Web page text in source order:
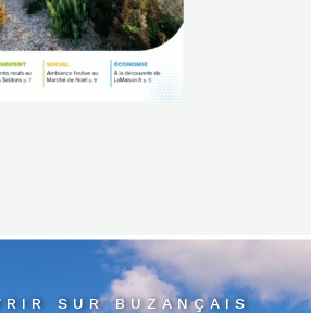
SUR BUZANÇAIS